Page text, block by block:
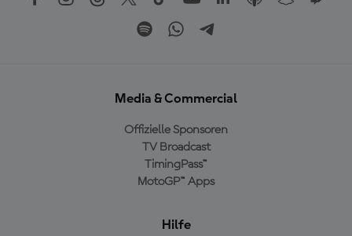
Media & Commercial
Offizielle Sponsoren
TV Broadcast
TimingPass™
MotoGP™ Apps
Hilfe